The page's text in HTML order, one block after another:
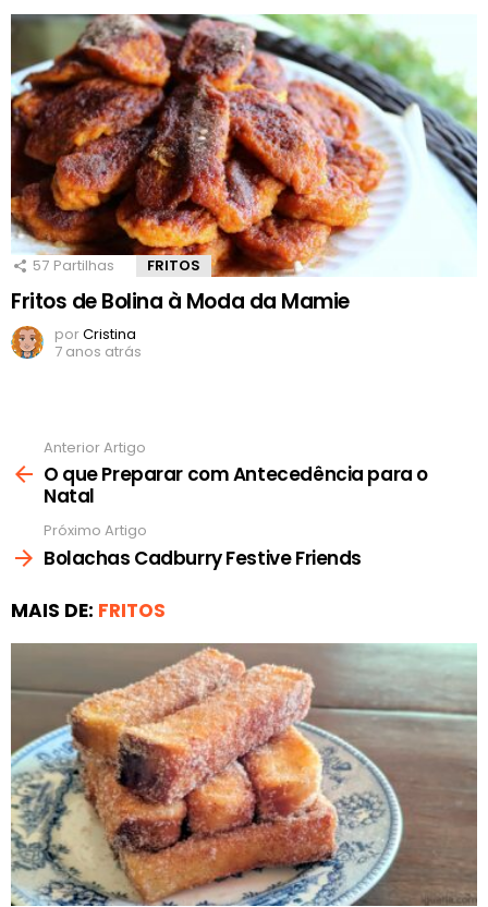
57 Partilhas FRITOS
Fritos de Bolina à Moda da Mamie
porCristina
7 anos atrás
mais
Anterior Artigo
O que Preparar com Antecedência para o
Natal
Próximo Artigo
Bolachas Cadburry Festive Friends
MAIS DE: FRITOS